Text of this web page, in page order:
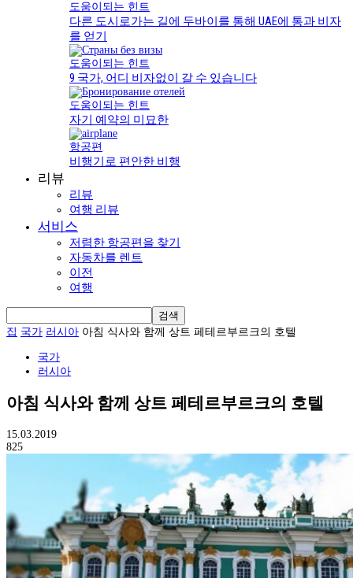
도움이되는 힌트
다른 도시로가는 길에 두바이를 통해 UAE에 통과 비자
를 얻기
도움이되는 힌트
9 국가, 어디 비자없이 갈 수 있습니다
도움이되는 힌트
자기 예약의 미묘한
항공편
비행기로 편안한 비행
리뷰
리뷰
여행 리뷰
서비스
저렴한 항공편을 찾기
자동차를 렌트
이전
여행
집 국가 러시아 아침 식사와 함께 상트 페테르부르크의 호텔
국가
러시아
아침 식사와 함께 상트 페테르부르크의 호텔
15.03.2019
825